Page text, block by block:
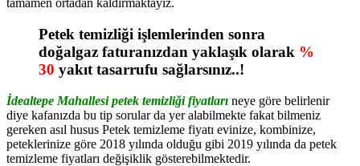
tamamen ortadan kaldırmaktayız.
Petek temizliği işlemlerinden sonra
doğalgaz faturanızdan yaklaşık olarak %
30 yakıt tasarrufu sağlarsınız..!
İdealtepe Mahallesi petek temizliği fiyatları neye göre belirlenir
diye kafanızda bu tip sorular da yer alabilmekte fakat bilmeniz
gereken asıl husus Petek temizleme fiyatı evinize, kombinize,
peteklerinize göre 2018 yılında olduğu gibi 2019 yılında da petek
temizleme fiyatları değişiklik gösterebilmektedir.